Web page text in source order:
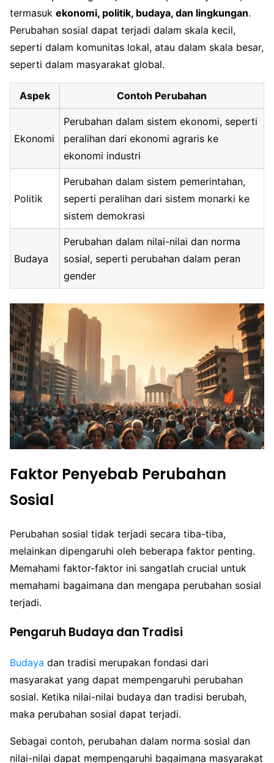
termasuk ekonomi, politik, budaya, dan lingkungan.
Perubahan sosial dapat terjadi dalam skala kecil,
seperti dalam komunitas lokal, atau dalam skala besar,
seperti dalam masyarakat global.
Aspek Contoh Perubahan
Ekonomi
Perubahan dalam sistem ekonomi, seperti
peralihan dari ekonomi agraris ke
ekonomi industri
Politik
Perubahan dalam sistem pemerintahan,
seperti peralihan dari sistem monarki ke
sistem demokrasi
Budaya
Perubahan dalam nilai-nilai dan norma
sosial, seperti perubahan dalam peran
gender
Faktor Penyebab Perubahan
Sosial
Perubahan sosial tidak terjadi secara tiba-tiba,
melainkan dipengaruhi oleh beberapa faktor penting.
Memahami faktor-faktor ini sangatlah crucial untuk
memahami bagaimana dan mengapa perubahan sosial
terjadi.
Pengaruh Budaya dan Tradisi
Budaya dan tradisi merupakan fondasi dari
masyarakat yang dapat mempengaruhi perubahan
sosial. Ketika nilai-nilai budaya dan tradisi berubah,
maka perubahan sosial dapat terjadi.
Sebagai contoh, perubahan dalam norma sosial dan
nilai-nilai dapat mempengaruhi bagaimana masyarakat